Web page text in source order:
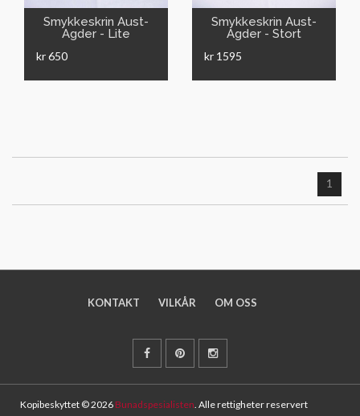
Smykkeskrin Aust-
Agder - Lite
kr 650
Smykkeskrin Aust-
Agder - Stort
kr 1595
1
KONTAKT VILKÅR OM OSS
Kopibeskyttet © 2026 Bunadspesialisten . Alle rettigheter reservert